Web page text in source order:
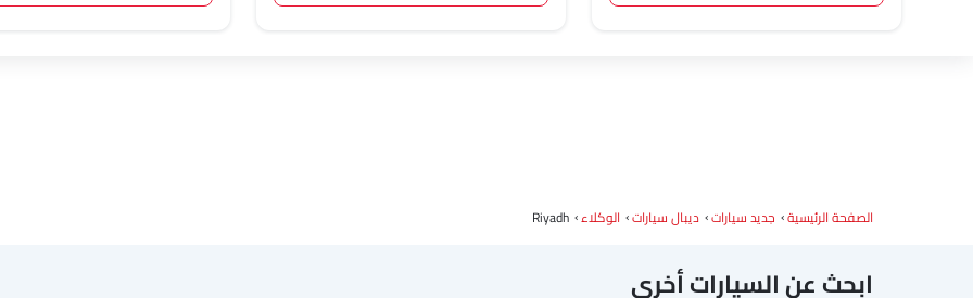
الصفحة الرئيسية جديد سيارات ديبال سيارات الوكلاء Riyadh
ابحث عن السيارات أخرى